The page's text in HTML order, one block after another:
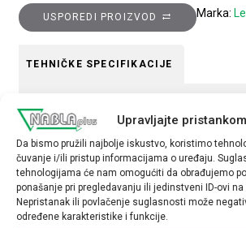
Upravljajte pristankom
Da bismo pružili najbolje iskustvo, koristimo
čuvanje i/ili pristup informacijama o uređaju.
tehnologijama će nam omogućiti da obrađujemo
ponašanje pri pregledavanju ili jedinstveni ID-ovi na
Nepristanak ili povlačenje suglasnosti može
određene karakteristike i funkcije.
USPOREDI PROIZVOD Marka:
TEHNIČKE SPECIFIKACIJE
Tip uređaja
Okvir